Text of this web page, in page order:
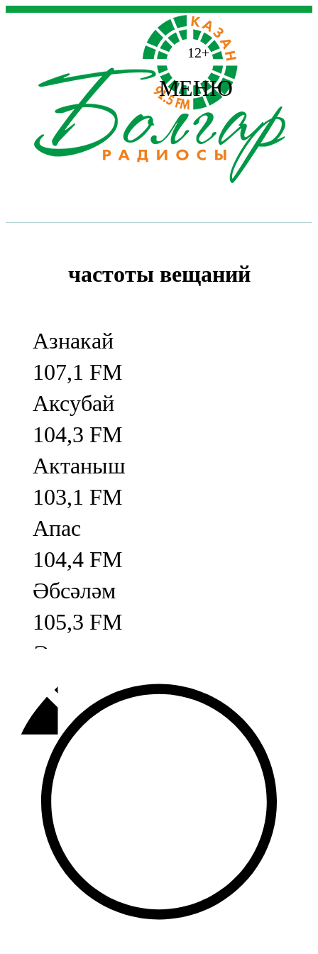
12+
МЕНЮ
частоты вещаний
Азнакай
107,1 FM
Аксубай
104,3 FM
Актаныш
103,1 FM
Апас
104,4 FM
Әбсәләм
105,3 FM
Әлмәт
92,9 FM
Базарлы матак
107,1 FM
Балык бистәсе
104,9 FM
Баулы
107,5 FM
Биләр